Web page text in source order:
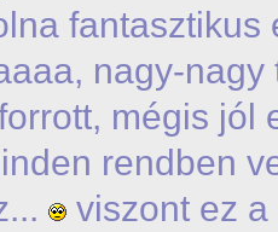
fantasztikus
nagy-nagy
mégis jól
rendben
viszont ez